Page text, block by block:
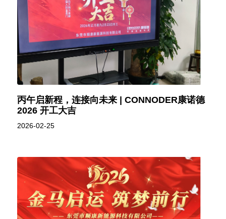
丙午启新程，连接向未来 | CONNODER康诺德
2026 开工大吉
2026-02-25